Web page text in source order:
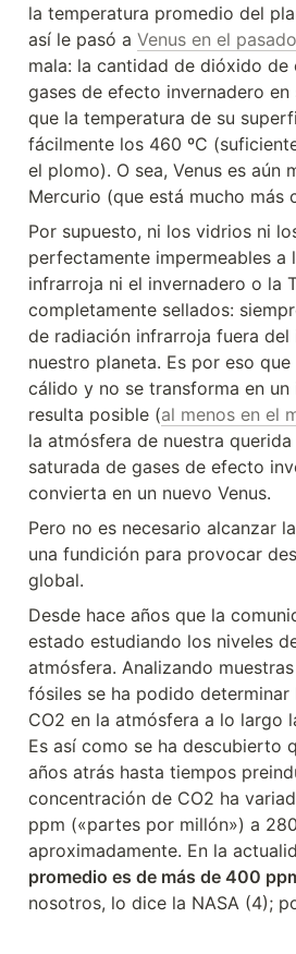
la temperatura promedio del
así le pasó a Venus en el
mala: la cantidad de dióxido
gases de efecto invernadero
que la temperatura de su
fácilmente los 460 ºC
el plomo). O sea, Venus es aún
Mercurio (que está mucho más
Por supuesto, ni los vidrios ni
perfectamente impermeables a
infrarroja ni el invernadero o la
completamente sellados:
de radiación infrarroja fuera del
nuestro planeta. Es por eso
cálido y no se transforma en un
resulta posible (al menos en el
la atmósfera de nuestra
saturada de gases de efecto
convierta en un nuevo Venus.
Pero no es necesario alcanzar
una fundición para provocar
global.
Desde hace años que la
estado estudiando los niveles
atmósfera. Analizando
fósiles se ha podido
CO2 en la atmósfera a lo largo
Es así como se ha descubierto
años atrás hasta tiempos
concentración de CO2 ha
ppm («partes por millón») a
aproximadamente. En la
promedio es de más de 400
nosotros, lo dice la NASA (4);